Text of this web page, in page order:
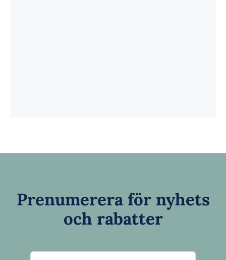
Prenumerera för nyhets
och rabatter